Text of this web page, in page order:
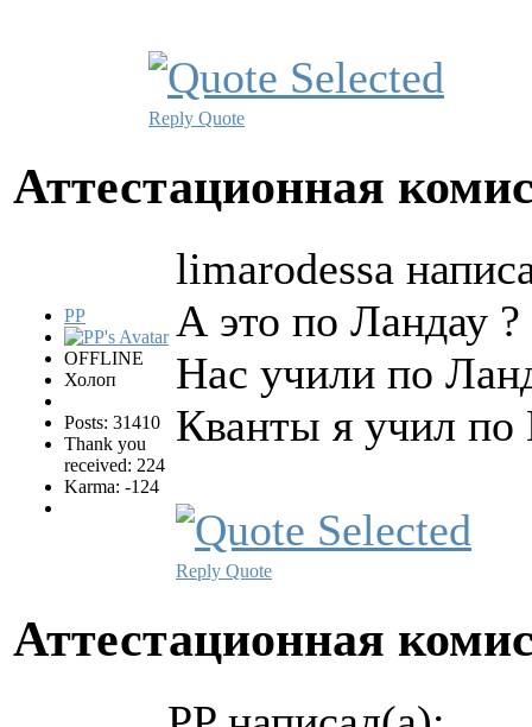
Reply Quote
Аттестационная
PP
OFFLINE
Холоп
Posts: 31410
Thank you
received: 224
Karma: -124
limarodessa
А это по Ландау ?
Нас учили по
Кванты я учил
Reply Quote
Аттестационная